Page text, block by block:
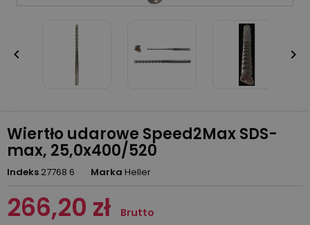
 
Wiertło udarowe Speed2Max SDS-
max, 25,0x400/520
Indeks 27768 6 Marka Heller
266,20 zł Brutto